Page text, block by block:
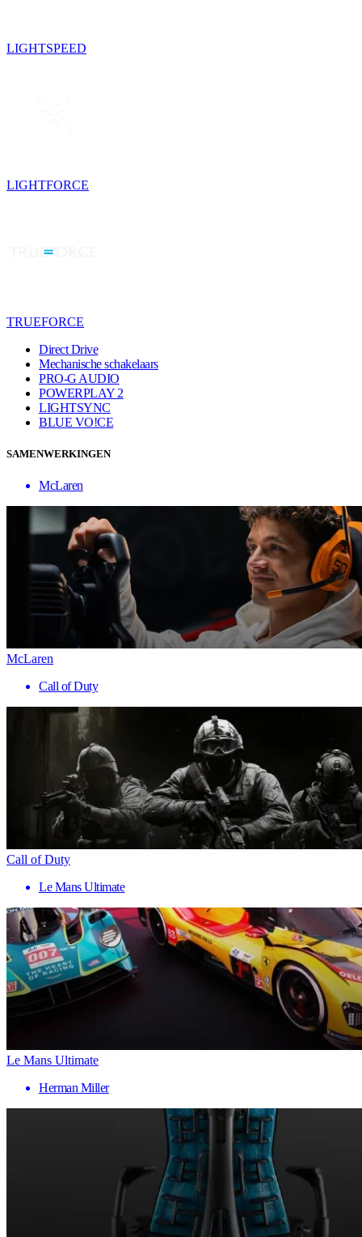
LIGHTSPEED
LIGHTFORCE
TRUEFORCE
Direct Drive
Mechanische schakelaars
PRO-G AUDIO
POWERPLAY 2
LIGHTSYNC
BLUE VO!CE
SAMENWERKINGEN
McLaren
McLaren
Call of Duty
Call of Duty
Le Mans Ultimate
Le Mans Ultimate
Herman Miller